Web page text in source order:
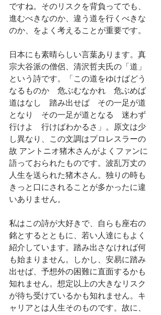
ですね。そのリスクを背負ってでも、
進むべきなのか、違う道を行くべきな
のか、をよく考えることが重要です。
日本にも素晴らしい言葉あります。真
宗大谷派の僧侶、清沢哲夫氏の「道」
という詩です。「この道をゆけばどう
なるものか　危ぶむなかれ　危ぶめば
道はなし　踏み出せば　その一足が道
となり　その一足が道となる　迷わず
行けよ　行けばわかるさ」。原文は少
し異なり、この文調はプロレスラーの
故 アントニオ猪木さんがよくファンに
語っておられたものです。波乱万丈の
人生を送られた猪木さん。独りの時も
きっと口にされることが多かったに違
いありません。
私はこの詩が大好きで、自らも座右の
銘とするとともに、若い人達にもよく
紹介しています。踏み出さなければ何
も始まりません。しかし、安易に踏み
出せば、予想外の困難に直面するかも
知れません。想定以上の大きなリスク
が待ち受けているかも知れません。キ
ャリアとは人生そのものです。故に、